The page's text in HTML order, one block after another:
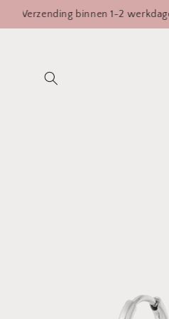
naar de
content
binnen 1-2 werkdagen 🚚